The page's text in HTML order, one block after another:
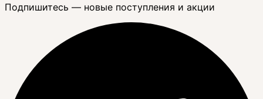
Подпишитесь — новые поступления и акции